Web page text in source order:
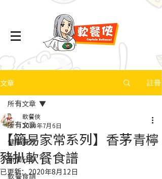
文章 註冊
所有文章
健康資訊
新聞分享
軟餐食譜
所有文章
【簡易家常系列】香茅青檸
豬扒軟餐食譜
軟餐俠
2020年7月6日
已更新： 2020年8月12日